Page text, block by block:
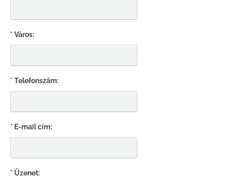
* Város:
* Telefonszám:
* E-mail cím:
* Üzenet: